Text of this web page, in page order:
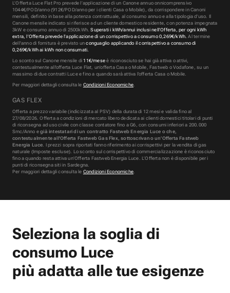
L’Offerta Luce Flat Pro prevede l’applicazione di un Canone annuo onnicomprensivo
1044€/POD/anno (912€/POD/anno per i clienti Casa o Mobile), da corrispondere in Canoni
mensili, definito in base alla potenza contrattuale, al consumo annuo e alla tipologia d’uso. Il
Canone mensile indicato si riferisce ad un cliente domestico residente, con potenza impegnata
3kW e consumo annuo di 2500kWh.Superati i kWh/annui inclusi nell’Offerta, per ogni kWh
extra, l’Offerta prevede l’applicazione di un corrispettivo a consumo 0,269€/kWh. Al termine
dell'anno di fornitura è previsto unconguaglio applicando il corrispettivo a consumo di
0,269€/kWh ai kWh non consumati.
Lo sconto sul Canone mensile di11€/mese è riconosciuto se hai già attiva o attivi,
contestualmente all’offerta Luce Flat, un’offerta Casa o Mobile, Fastweb o Vodafone, su un
massimo di due contratti Luce e fino a quando sarà attiva l’offerta Casa o Mobile.
Per maggiori dettagli consulta le Condizioni Economiche.
GAS FLEX
Offerta a prezzo variabile (indicizzata al PSV) della durata di 12 mesi e valida fino al
27/08/2026. Offerta a condizioni di mercato libero dedicata ai clienti domestici titolari di punti
di riconsegna ad uso civile con classe contatore fino a G6, con consumi inferiori a 200.000
Smc/Anno egià intestatari di un contratto Fastweb Energia Luce o che,
contestualmente all’Offerta Fastweb Gas Flex, sottoscrivano un’Offerta Fastweb
Energia Luce. I prezzi sopra riportati fanno riferimento ai corrispettivi per la vendita di gas
naturale (Imposte escluse). Lo sconto sul corrispettivo di commercializzazione è riconosciuto
fino a quando resta attiva un’Offerta Fastweb Energia Luce. L’Offerta non è disponibile per i
punti di riconsegna siti in Sardegna.
Per maggiori dettagli consulta le Condizioni Economiche.
Seleziona la soglia di
consumo Luce
più adatta alle tue esigenze